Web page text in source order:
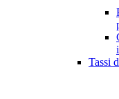
Tassi